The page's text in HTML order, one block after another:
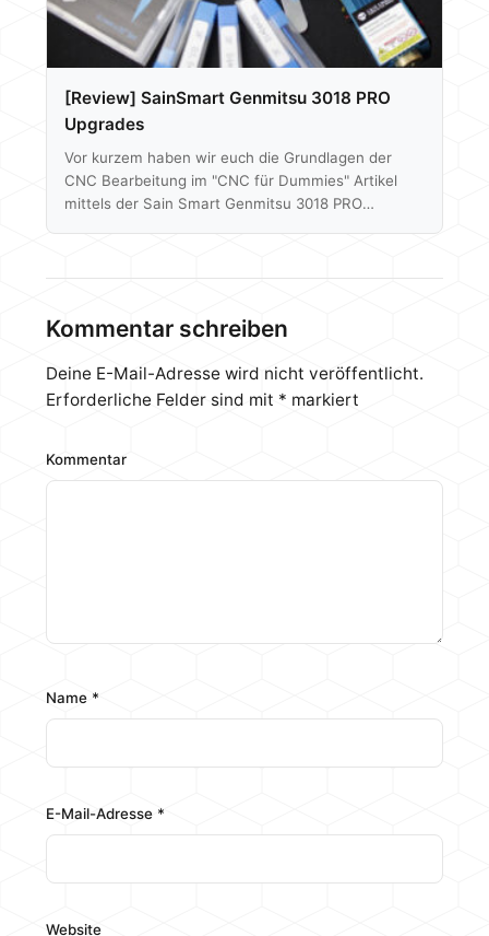
[Review] SainSmart Genmitsu 3018 PRO
Upgrades
Vor kurzem haben wir euch die Grundlagen der
CNC Bearbeitung im "CNC für Dummies" Artikel
mittels der Sain Smart Genmitsu 3018 PRO
etlichem Zubehör, je nach eurem
Anwendungsgebiet, weiter verbessern oder
upgraden. In diesem Artikel wollen wir euch einige
zeigen. Hierzu zählen…
Kommentar schreiben
Deine E-Mail-Adresse wird nicht veröffentlicht.
Erforderliche Felder sind mit * markiert
Kommentar
Name *
E-Mail-Adresse *
Website